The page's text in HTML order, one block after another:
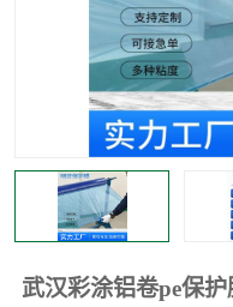
武汉彩涂铝卷pe保
印字保护膜
不绣钢板保护膜
窗缝阻风胶带
不锈钢板保护膜